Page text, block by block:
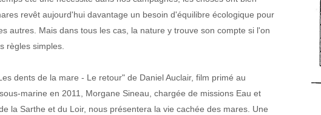
revêt aujourd'hui davantage un besoin d'équilibre écologique pour
autres. Mais dans tous les cas, la nature y trouve son compte si l'on
règles simples.
dents de la mare - Le retour" de Daniel Auclair, film primé au
marine en 2011, Morgane Sineau, chargée de missions Eau et
la Sarthe et du Loir, nous présentera la vie cachée des mares. Une